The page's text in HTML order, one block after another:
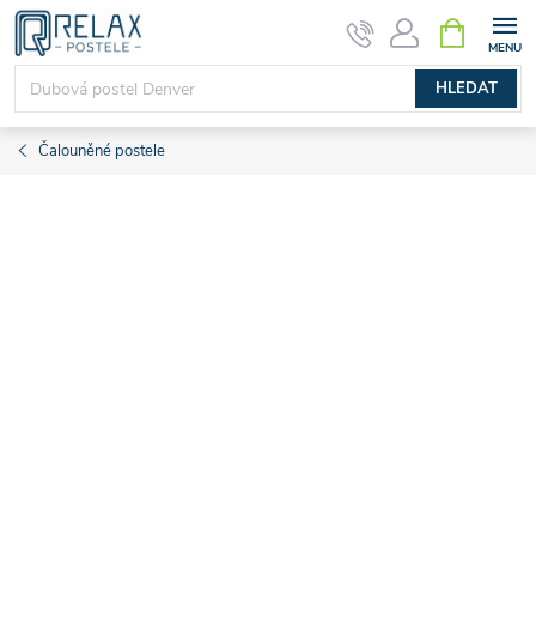
Přejít
obsah
HLEDAT
NÁKUPNÍ
KOŠÍK
Čalouněné postele